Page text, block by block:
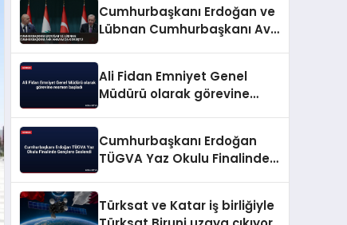
Cumhurbaşkanı Erdoğan ve
Lübnan Cumhurbaşkanı Avn
Ali Fidan Emniyet Genel
Müdürü olarak görevine
Cumhurbaşkanı Erdoğan
TÜGVA Yaz Okulu Finalinde
Türksat ve Katar iş birliğiyle